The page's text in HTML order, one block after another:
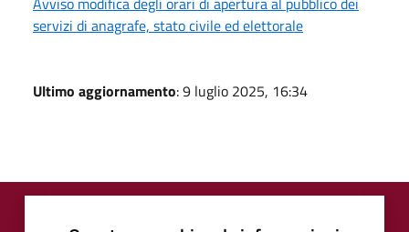
servizi di anagrafe, stato civile ed elettorale
Ultimo aggiornamento: 9 luglio 2025, 16:34